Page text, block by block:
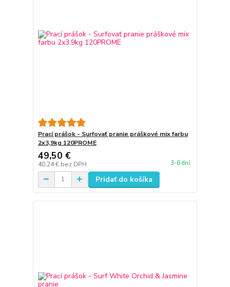
Prací prášok - Surfovať pranie práškové mix farbu
2x3,9kg 120PROME
49,50 €
40,24 € bez DPH 3-6 dní
Pridať do košíka